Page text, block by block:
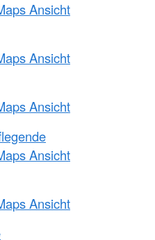
Ansicht
Ansicht
Ansicht
Ansicht
Ansicht